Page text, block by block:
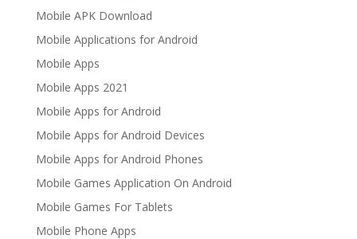
Mobile APK Download
Mobile Applications for Android
Mobile Apps
Mobile Apps 2021
Mobile Apps for Android
Mobile Apps for Android Devices
Mobile Apps for Android Phones
Mobile Games Application On Android
Mobile Games For Tablets
Mobile Phone Apps